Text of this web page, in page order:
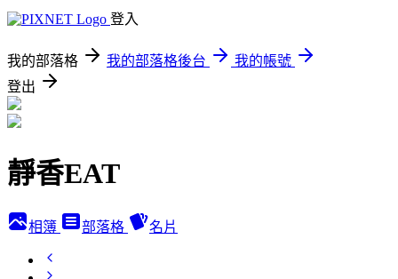
登入
我的部落格 我的部落格後台
我的帳號
登出
靜香EAT
相簿 部落格 名片